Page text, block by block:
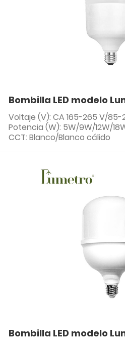
Bombilla LED modelo
Voltaje (V): CA 165-265 V/85-
Potencia (W): 5W/9W/12W/
CCT: Blanco/Blanco cálido
Bombilla LED modelo